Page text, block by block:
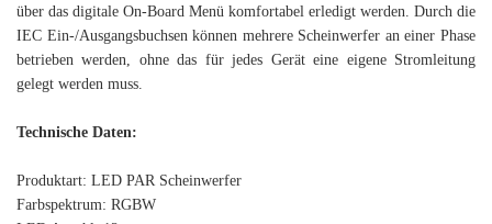
über das digitale On-Board Menü komfortabel erledigt werden. Durch die
IEC Ein-/Ausgangsbuchsen können mehrere Scheinwerfer an einer Phase
betrieben werden, ohne das für jedes Gerät eine eigene Stromleitung
gelegt werden muss.
Technische Daten:
Produktart: LED PAR Scheinwerfer
Farbspektrum: RGBW